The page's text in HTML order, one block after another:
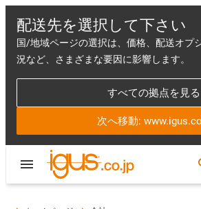
配送先を選択して下さい
国/地域ページの選択は、価格、配送オプ
況など、さまざまな要因に影響します。
すべての拠点を見る
次へ移動: